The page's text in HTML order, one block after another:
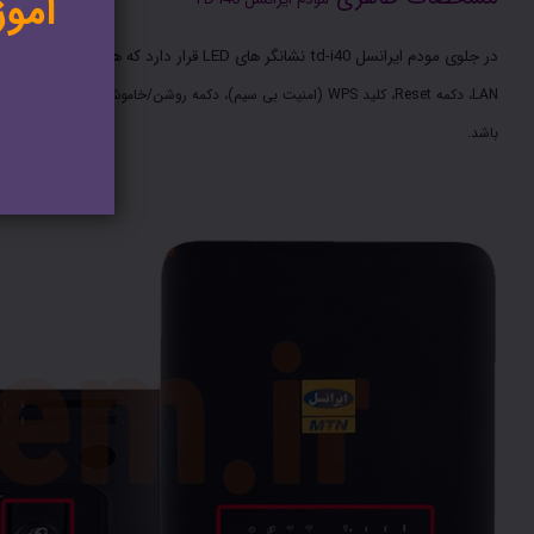
در جلوی مودم ایرانسل td-i40 نشانگر های LED قرار دارد که هر کدام، نشانگر
باشد.